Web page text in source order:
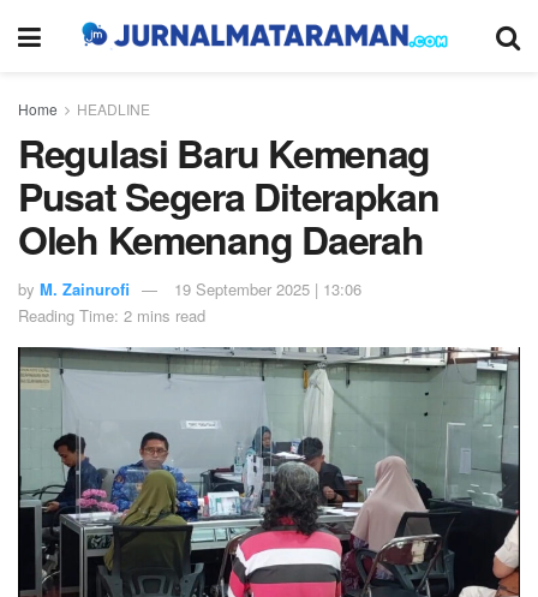
Home HEADLINE
Regulasi Baru Kemenag
Pusat Segera Diterapkan
Oleh Kemenang Daerah
by M. Zainurofi
19 September 2025 | 13:06
Reading Time: 2 mins read